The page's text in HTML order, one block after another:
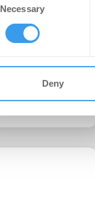
cookies to
that
Necessary
Deny
kauft